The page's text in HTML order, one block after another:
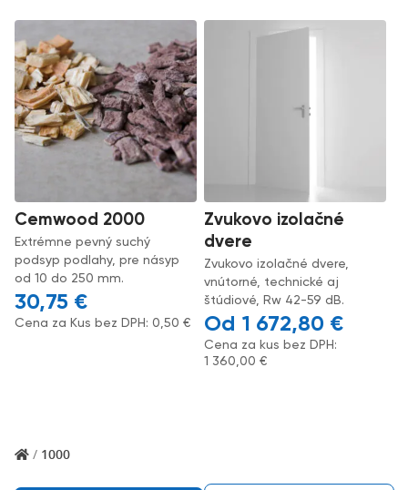
Cemwood 2000
Extrémne pevný suchý
podsyp podlahy, pre násyp
od 10 do 250 mm.
30,75 €
Cena za Kus bez DPH: 0,50 €
Zvukovo izolačné
dvere
Zvukovo izolačné dvere,
vnútorné, technické aj
štúdiové, Rw 42-59 dB.
1 672,80 €
Cena za kus bez DPH:
1 360,00 €
/ 1000